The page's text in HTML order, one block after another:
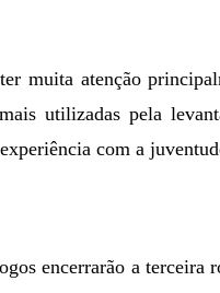
muita atenção
utilizadas pela
com a
encerrarão a terceira